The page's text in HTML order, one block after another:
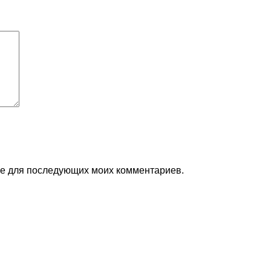
для последующих моих комментариев.